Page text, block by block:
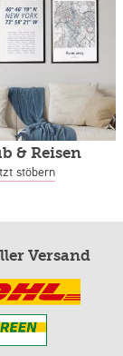
& Reisen
stöbern
Versand